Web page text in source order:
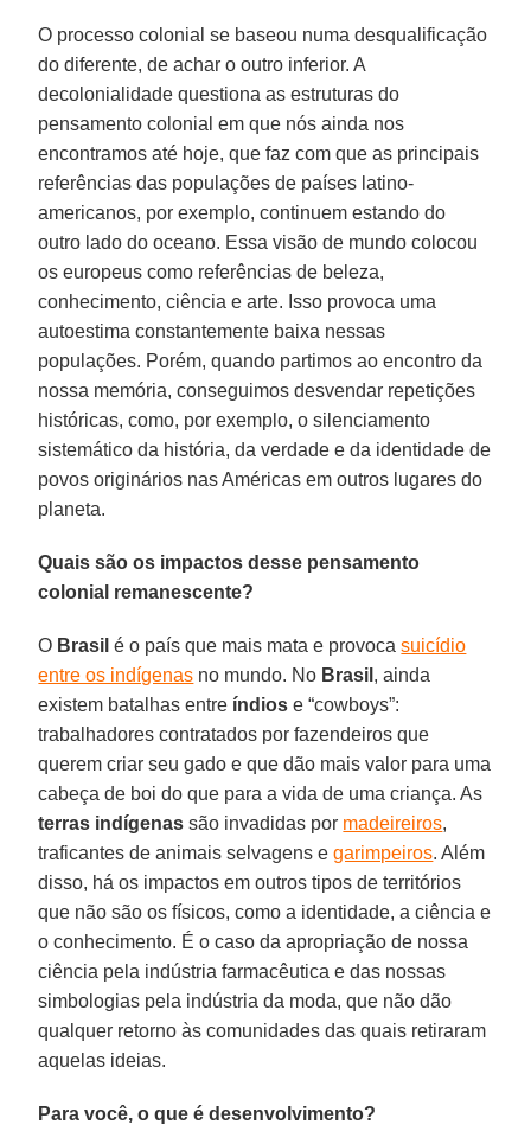
O processo colonial se baseou numa desqualificação
do diferente, de achar o outro inferior. A
decolonialidade questiona as estruturas do
pensamento colonial em que nós ainda nos
encontramos até hoje, que faz com que as principais
referências das populações de países latino-
americanos, por exemplo, continuem estando do
outro lado do oceano. Essa visão de mundo colocou
os europeus como referências de beleza,
conhecimento, ciência e arte. Isso provoca uma
autoestima constantemente baixa nessas
populações. Porém, quando partimos ao encontro da
nossa memória, conseguimos desvendar repetições
históricas, como, por exemplo, o silenciamento
sistemático da história, da verdade e da identidade de
povos originários nas Américas em outros lugares do
planeta.
Quais são os impactos desse pensamento
colonial remanescente?
O Brasil é o país que mais mata e provocasuicídio
entre os indígenas no mundo. No Brasil , ainda
existem batalhas entre índios e “cowboys”:
trabalhadores contratados por fazendeiros que
querem criar seu gado e que dão mais valor para uma
cabeça de boi do que para a vida de uma criança. As
terras indígenas são invadidas por madeireiros,
traficantes de animais selvagens egarimpeiros. Além
disso, há os impactos em outros tipos de territórios
que não são os físicos, como a identidade, a ciência e
o conhecimento. É o caso da apropriação de nossa
ciência pela indústria farmacêutica e das nossas
simbologias pela indústria da moda, que não dão
qualquer retorno às comunidades das quais retiraram
aquelas ideias.
Para você, o que é desenvolvimento?